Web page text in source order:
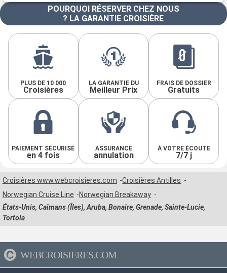
POURQUOI RÉSERVER CHEZ NOUS
? LA GARANTIE CROISIÈRE
PLUS DE 10 000
Croisières
LA GARANTIE DU
Meilleur Prix
FRAIS DE DOSSIER
Gratuits
PAIEMENT SÉCURISÉ
en 4 fois
ASSURANCE
annulation
À VOTRE ÉCOUTE
7/7 j
Croisières www.webcroisieres.com
Croisières Antilles
Norwegian Cruise Line
Norwegian Breakaway
États-Unis, Caïmans (Îles), Aruba, Bonaire, Grenade, Sainte-Lucie,
Tortola
WEBCROISIERES.COM